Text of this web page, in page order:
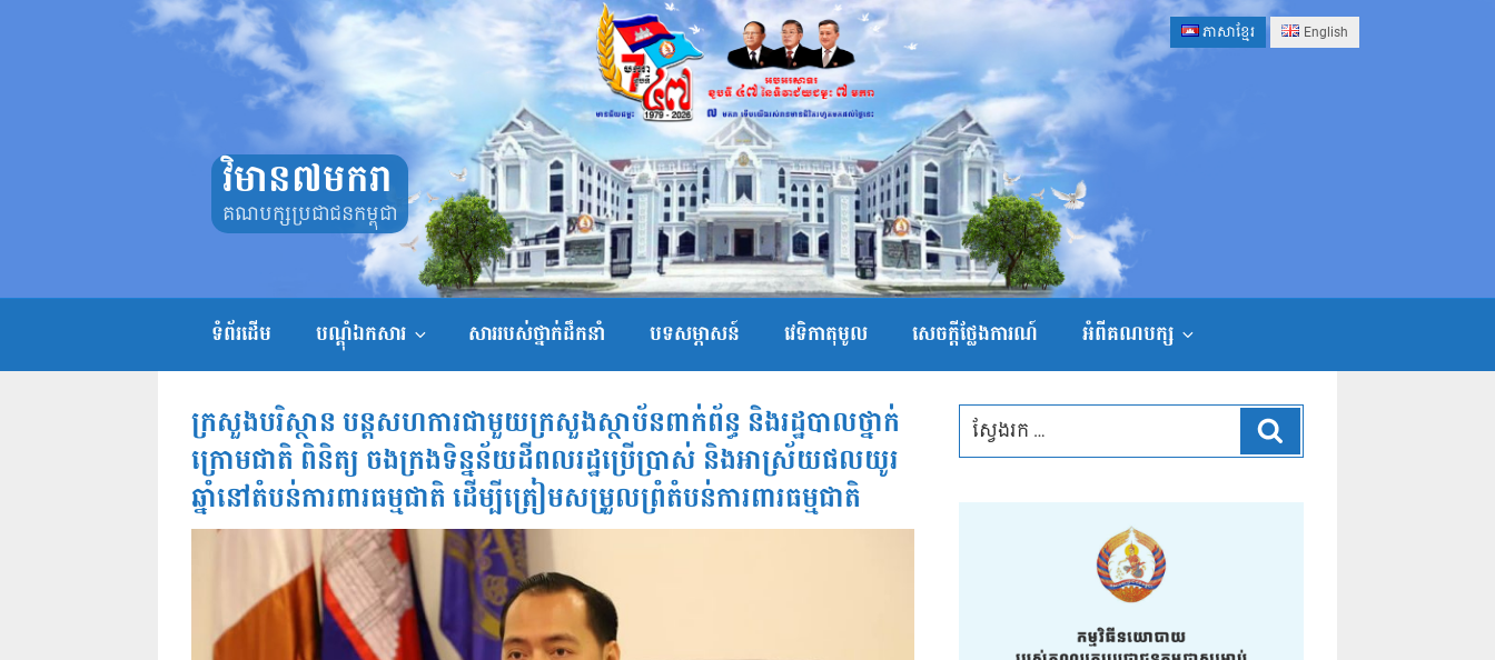
ភាសាខ្មែរ English
វិមាន៧មករា
គណបក្សប្រជាជនកម្ពុជា
ទំព័រដើម បណ្តុំឯកសារ សាររបស់ថ្នាក់ដឹកនាំ បទសម្ភាសន៍ វេទិកាតុមូល សេចក្ដីថ្លែងការណ៍ អំពីគណបក្ស
ក្រសួងបរិស្ថាន បន្តសហការជាមួយក្រសួងស្ថាប័នពាក់ព័ន្ធ និងរដ្ឋបាលថ្នាក់
ក្រោមជាតិ ពិនិត្យ ចងក្រងទិន្នន័យដីពលរដ្ឋប្រើប្រាស់ និងអាស្រ័យផលយូរ
ឆ្នាំនៅតំបន់ការពារធម្មជាតិ ដើម្បីត្រៀមសម្រួលព្រំតំបន់ការពារធម្មជាតិ